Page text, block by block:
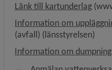
Länk till kartunderlag
Information om
(avfall) (länsstyrelsen)
Information om dumpning